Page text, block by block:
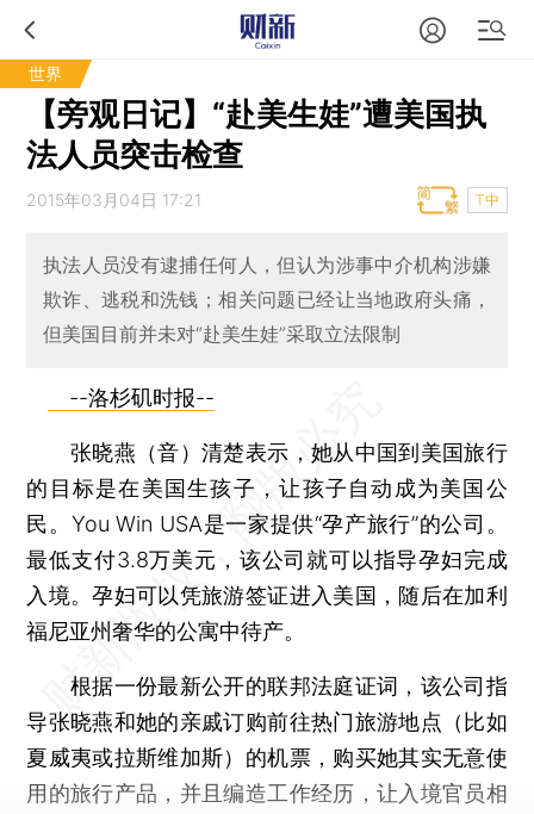
世界
【旁观日记】“赴美生娃”遭美国执
法人员突击检查
2015年03月04日 17:21 T中
执法人员没有逮捕任何人，但认为涉事中介机构涉嫌
欺诈、逃税和洗钱；相关问题已经让当地政府头痛，
但美国目前并未对“赴美生娃”采取立法限制
--洛杉矶时报--
张晓燕（音）清楚表示，她从中国到美国旅行
的目标是在美国生孩子，让孩子自动成为美国公
民。You Win USA是一家提供“孕产旅行”的公司。
最低支付3.8万美元，该公司就可以指导孕妇完成
入境。孕妇可以凭旅游签证进入美国，随后在加利
福尼亚州奢华的公寓中待产。
根据一份最新公开的联邦法庭证词，该公司指
导张晓燕和她的亲戚订购前往热门旅游地点（比如
夏威夷或拉斯维加斯）的机票，购买她其实无意使
用的旅行产品，并且编造工作经历，让入境官员相